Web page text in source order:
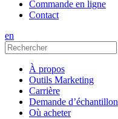
Commande en ligne
Contact
en
À propos
Outils Marketing
Carrière
Demande d’échantillon
Où acheter